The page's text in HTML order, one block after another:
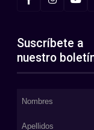
Suscríbete a
nuestro